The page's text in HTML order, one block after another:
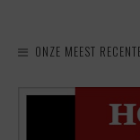
ONZE MEEST